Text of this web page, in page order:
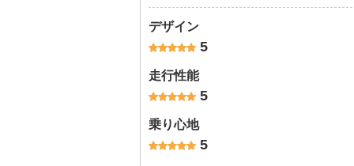
デザイン
5
走行性能
5
乗り心地
5